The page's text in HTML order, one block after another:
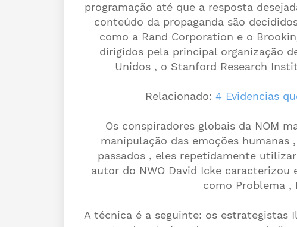
programação até que a resposta
conteúdo da propaganda são
como a Rand Corporation e o
dirigidos pela principal organização
Unidos , o Stanford Research
Relacionado: 4 Evidencias
Os conspiradores globais da NOM
manipulação das emoções
passados , eles repetidamente
autor do NWO David Icke
como Problema ,
A técnica é a seguinte: os